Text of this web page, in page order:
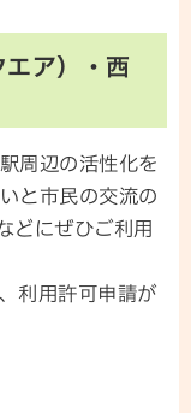
エア）・西
周辺の活性化を
と市民の交流の
どにぜひご利用
利用許可申請が